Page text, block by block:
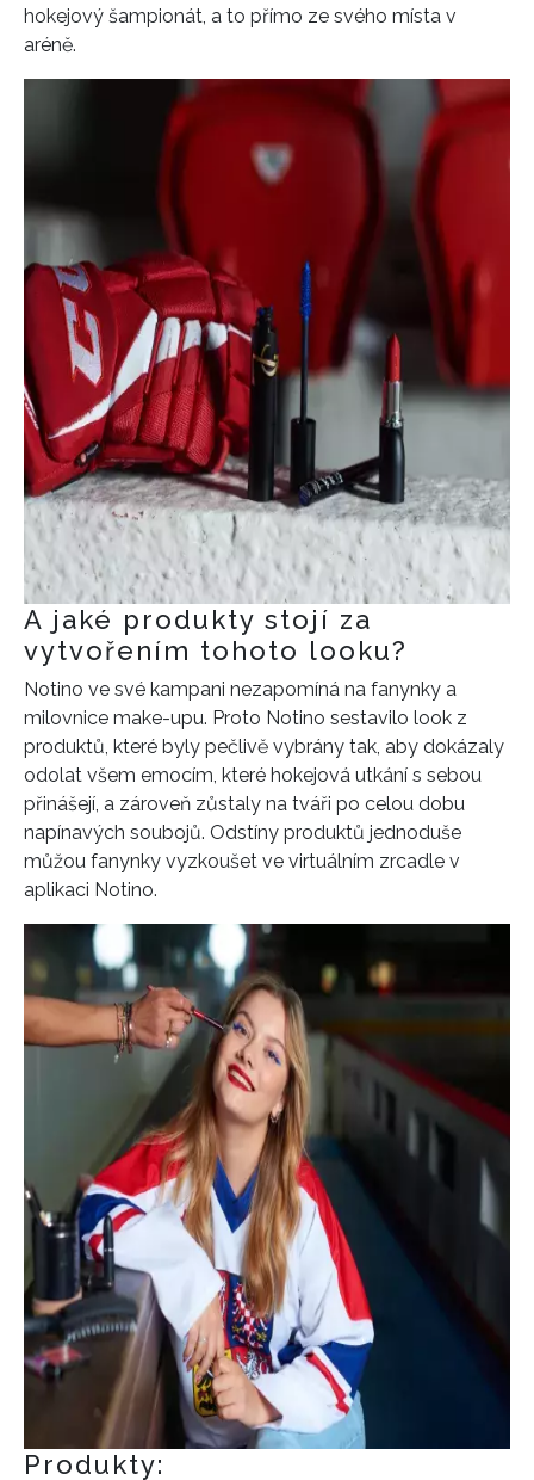
hokejový šampionát, a to přímo ze svého místa v
aréně.
A jaké produkty stojí za
vytvořením tohoto looku?
Notino ve své kampani nezapomíná na fanynky a
milovnice make-upu. Proto Notino sestavilo look z
produktů, které byly pečlivě vybrány tak, aby dokázaly
odolat všem emocím, které hokejová utkání s sebou
přinášejí, a zároveň zůstaly na tváři po celou dobu
napínavých soubojů. Odstíny produktů jednoduše
můžou fanynky vyzkoušet ve virtuálním zrcadle v
aplikaci Notino.
Produkty: